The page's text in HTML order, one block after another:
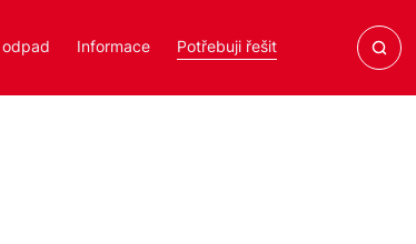
Informace Potřebuji řešit